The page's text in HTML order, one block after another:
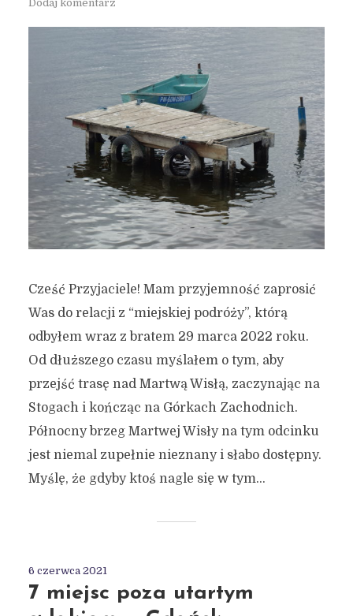
Dodaj komentarz
Cześć Przyjaciele! Mam przyjemność zaprosić
Was do relacji z “miejskiej podróży”, którą
odbyłem wraz z bratem 29 marca 2022 roku.
Od dłuższego czasu myślałem o tym, aby
przejść trasę nad Martwą Wisłą, zaczynając na
Stogach i kończąc na Górkach Zachodnich.
Północny brzeg Martwej Wisły na tym odcinku
jest niemal zupełnie nieznany i słabo dostępny.
Myślę, że gdyby ktoś nagle się w tym...
6 czerwca 2021
7 miejsc poza utartym